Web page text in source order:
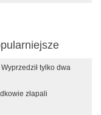
tylko dwa
złapali